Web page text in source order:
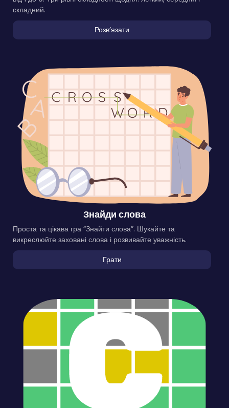
складний.
Розвʼязати
Знайди слова
Проста та цікава гра “Знайти слова”. Шукайте та
викреслюйте заховані слова і розвивайте уважність.
Грати